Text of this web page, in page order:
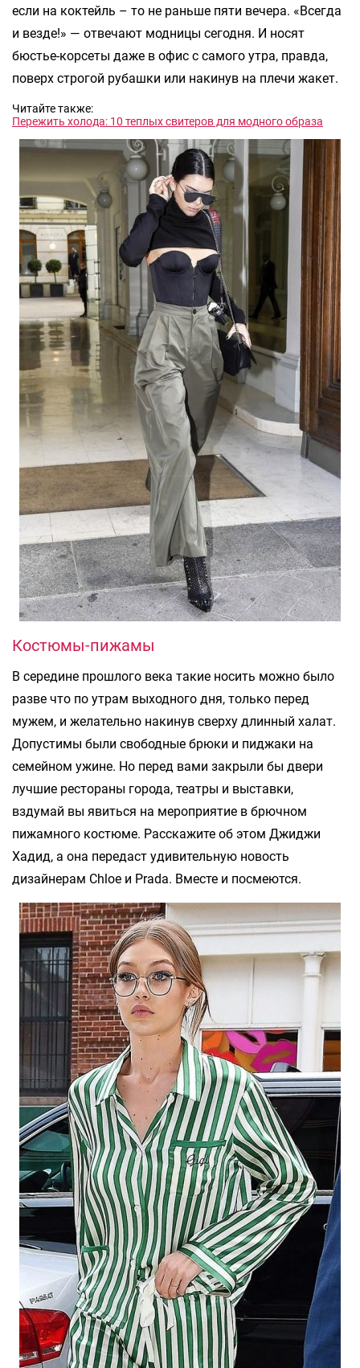
если на коктейль – то не раньше пяти вечера. «Всегда
и везде!» — отвечают модницы сегодня. И носят
бюстье-корсеты даже в офис с самого утра, правда,
поверх строгой рубашки или накинув на плечи жакет.
Читайте также:
Пережить холода: 10 теплых свитеров для модного образа
Костюмы-пижамы
В середине прошлого века такие носить можно было
разве что по утрам выходного дня, только перед
мужем, и желательно накинув сверху длинный халат.
Допустимы были свободные брюки и пиджаки на
семейном ужине. Но перед вами закрыли бы двери
лучшие рестораны города, театры и выставки,
вздумай вы явиться на мероприятие в брючном
пижамного костюме. Расскажите об этом Джиджи
Хадид, а она передаст удивительную новость
дизайнерам Chloe и Prada. Вместе и посмеются.